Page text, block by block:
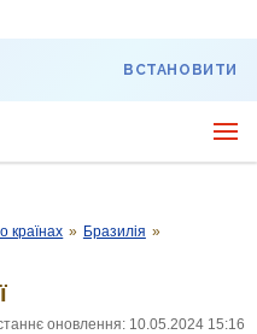
ВСТАНОВИТИ
країнах » Бразилія »
оновлення: 10.05.2024 15:16